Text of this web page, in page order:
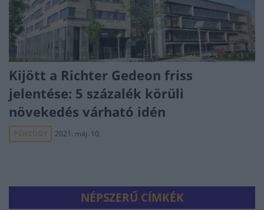
Kijött a Richter Gedeon friss
jelentése: 5 százalék körüli
növekedés várható idén
PÉNZÜGY 2021. máj. 10.
NÉPSZERŰ CÍMKÉK